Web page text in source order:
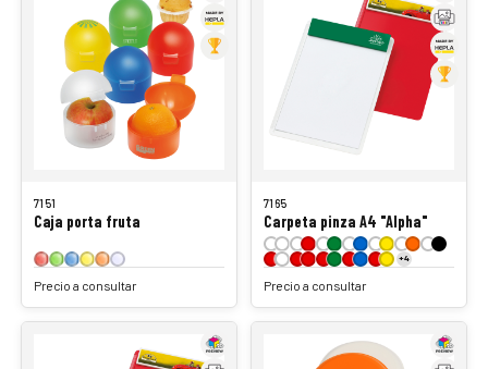
7151
Caja porta fruta
Precio a consultar
7165
Carpeta pinza A4 "Alpha"
+4
Precio a consultar